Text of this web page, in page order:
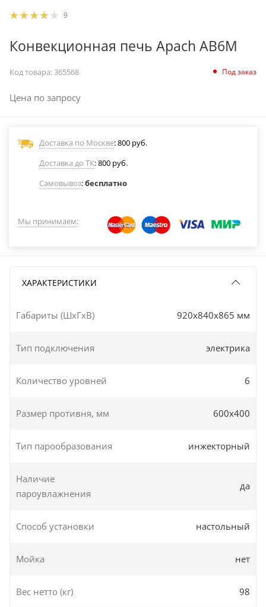
9
Конвекционная печь Apach AB6M
Код товара:365568 Под заказ
Цена по запросу
Доставка по Москве: 800 руб.
Доставка до ТК: 800 руб.
Самовывоз:бесплатно
Мы принимаем:
ХАРАКТЕРИСТИКИ
Габариты (ШxГxВ) 920x840x865 мм
Тип подключения электрика
Количество уровней 6
Размер противня, мм 600х400
Тип парообразования инжекторный
Наличие
пароувлажнения
да
Способ установки настольный
Мойка нет
Вес нетто (кг) 98